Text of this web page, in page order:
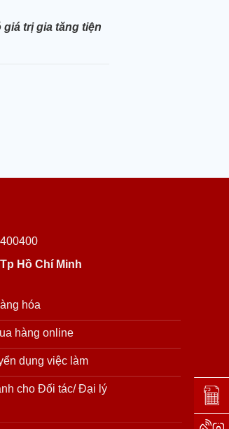
trị gia tăng tiện
Hồ Chí Minh
hóa
hàng online
dụng việc làm
cho Đối tác/ Đại lý
Đặt